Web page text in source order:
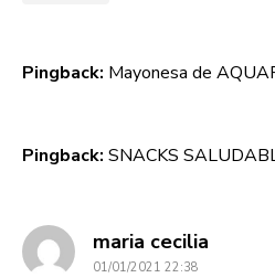
Pingback: Mayonesa de
Pingback: SNACKS
maria cecilia
01/01/2021 22:38